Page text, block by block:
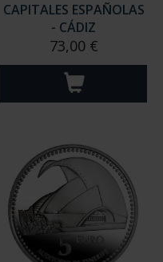
CAPITALES ESPAÑOLAS
- CÁDIZ
73,00 €